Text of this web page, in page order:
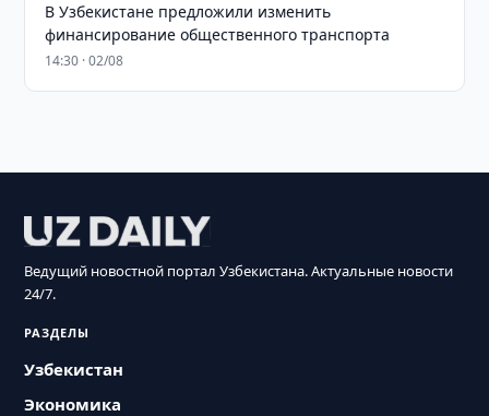
В Узбекистане предложили изменить
финансирование общественного транспорта
14:30 · 02/08
Ведущий новостной портал Узбекистана. Актуальные новости
24/7.
РАЗДЕЛЫ
Узбекистан
Экономика